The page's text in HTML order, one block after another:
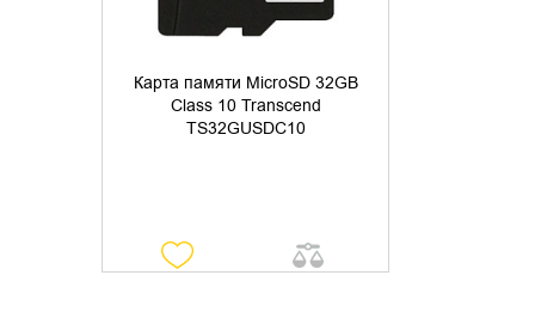
Карта памяти MicroSD 32GB
Class 10 Transcend
TS32GUSDC10